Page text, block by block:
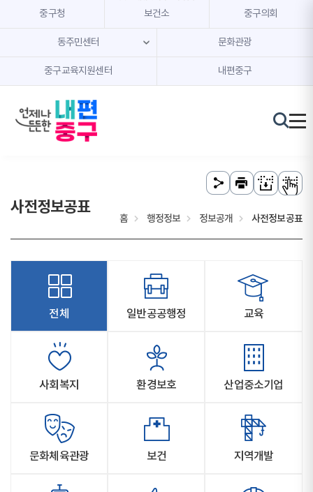
본문 내용 바로가기
주메뉴 바로가기
중구청 보건소 중구의회
동주민센터 문화관광
중구교육지원센터 내편중구
사전정보공표
홈 행정정보 정보공개 사전정보공표
전체 일반공공행정 교육
사회복지 환경보호 산업중소기업
문화체육관광 보건 지역개발